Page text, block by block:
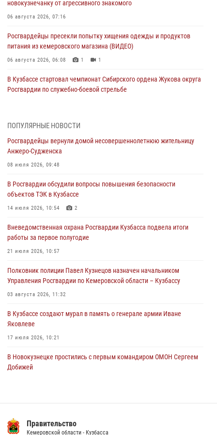
новокузнечанку от агрессивного знакомого
06 августа 2026, 07:16
Росгвардейцы пресекли попытку хищения одежды и продуктов
питания из кемеровского магазина (ВИДЕО)
06 августа 2026, 06:08 1 1
В Кузбассе стартовал чемпионат Сибирского ордена Жукова округа
Росгвардии по служебно-боевой стрельбе
Росгвардейцы задержали в Кемерове дебошира, устроившего
05 августа 2026, 09:30
Росгвардейцы задержали участника драки, причинившего побои
05 августа 2026, 08:50
Росгвардейцы пресекли нарушение общественного порядка на
Росгвардейцы в Юрге пресекли попытку проникновения на
ПОПУЛЯРНЫЕ НОВОСТИ
Росгвардейцы вернули домой несовершеннолетнюю жительницу
Анжеро-Судженска
08 июля 2026, 09:48
В Росгвардии обсудили вопросы повышения безопасности
объектов ТЭК в Кузбассе
14 июля 2026, 10:54 2
Вневедомственная охрана Росгвардии Кузбасса подвела итоги
работы за первое полугодие
21 июля 2026, 10:57
Полковник полиции Павел Кузнецов назначен начальником
Управления Росгвардии по Кемеровской области – Кузбассу
03 августа 2026, 11:32
В Кузбассе создают мурал в память о генерале армии Иване
Яковлеве
17 июля 2026, 10:21
В Новокузнецке простились с первым командиром ОМОН Сергеем
Добижей
14 июля 2026, 08:52 1
Правительство
Кемеровской области - Кузбасса